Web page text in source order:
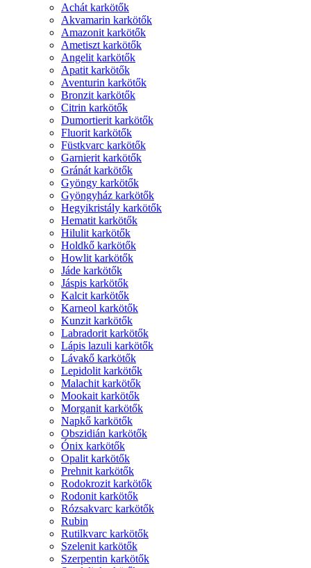
Achát karkötők
Akvamarin karkötők
Amazonit karkötők
Ametiszt karkötők
Angelit karkötők
Apatit karkötők
Aventurin karkötők
Bronzit karkötők
Citrin karkötők
Dumortierit karkötők
Fluorit karkötők
Füstkvarc karkötők
Garnierit karkötők
Gránát karkötők
Gyöngy karkötők
Gyöngyház karkötők
Hegyikristály karkötők
Hematit karkötők
Hilulit karkötők
Holdkő karkötők
Howlit karkötők
Jáde karkötők
Jáspis karkötők
Kalcit karkötők
Karneol karkötők
Kunzit karkötők
Labradorit karkötők
Lápis lazuli karkötők
Lávakő karkötők
Lepidolit karkötők
Malachit karkötők
Mookait karkötők
Morganit karkötők
Napkő karkötők
Obszidián karkötők
Ónix karkötők
Opalit karkötők
Prehnit karkötők
Rodokrozit karkötők
Rodonit karkötők
Rózsakvarc karkötők
Rubin
Rutilkvarc karkötők
Szelenit karkötők
Szerpentin karkötők